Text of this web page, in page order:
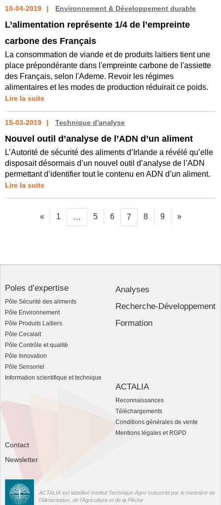
10-04-2019 Environnement & Développement durable
L’alimentation représente 1/4 de l’empreinte
carbone des Français
La consommation de viande et de produits laitiers tient une
place prépondérante dans l'empreinte carbone de l'assiette
des Français, selon l'Ademe. Revoir les régimes
alimentaires et les modes de production réduirait ce poids.
Lire la suite
15-03-2019 Technique d'analyse
Nouvel outil d’analyse de l’ADN d’un aliment
L’Autorité de sécurité des aliments d’Irlande a révélé qu’elle
disposait désormais d’un nouvel outil d’analyse de l’ADN
permettant d’identifier tout le contenu en ADN d’un aliment.
Lire la suite
« 1 … 5 6 7 8 9 »
Poles d’expertise
Pôle Sécurité des aliments
Pôle Environnement
Pôle Produits Laitiers
Pôle Cecalait
Pôle Contrôle et qualité
Pôle Innovation
Pôle Sensoriel
Information scientifique et technique
Analyses
Recherche-Développement
Formation
ACTALIA
Reconnaissances
Téléchargements
Conditions générales de vente
Mentions légales et RGPD
Contact
Newsletter
ACTALIA est labellisé Institut Technique Agro-Industriel par le ministère de
l'Alimentation, de l'Agriculture et de la Pêche